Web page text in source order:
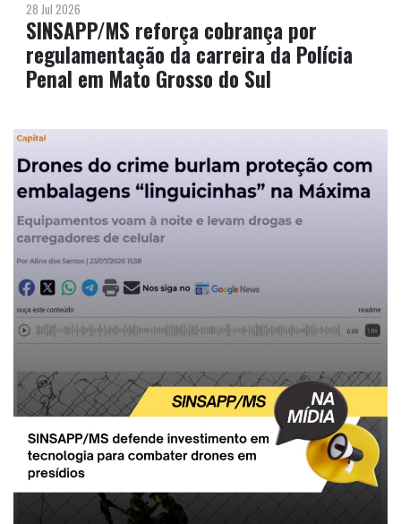
28 Jul 2026
SINSAPP/MS reforça cobrança por
regulamentação da carreira da Polícia
Penal em Mato Grosso do Sul